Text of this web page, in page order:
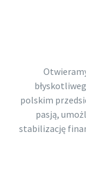
polskim
pasją,
stabilizację